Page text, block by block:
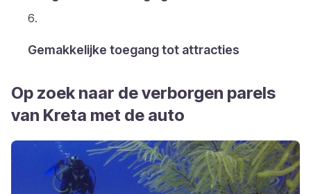
Gemakkelijke toegang tot attracties
Op zoek naar de verborgen parels
van Kreta met de auto